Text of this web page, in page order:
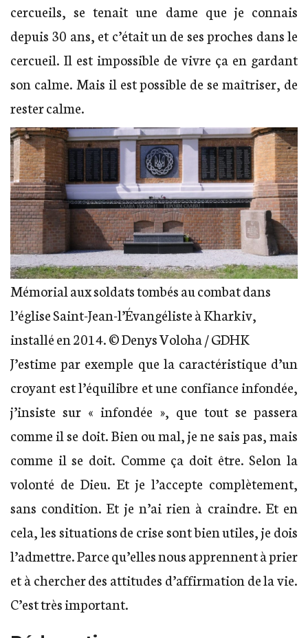
cercueils, se tenait une dame que je connais
depuis 30 ans, et c’était un de ses proches dans le
cercueil. Il est impossible de vivre ça en gardant
son calme. Mais il est possible de se maîtriser, de
rester calme.
Mémorial aux soldats tombés au combat dans
l’église Saint-Jean-l’Évangéliste à Kharkiv,
installé en 2014. © Denys Voloha / GDHK
J’estime par exemple que la caractéristique d’un
croyant est l’équilibre et une confiance infondée,
j’insiste sur « infondée », que tout se passera
comme il se doit. Bien ou mal, je ne sais pas, mais
comme il se doit. Comme ça doit être. Selon la
volonté de Dieu. Et je l’accepte complètement,
sans condition. Et je n’ai rien à craindre. Et en
cela, les situations de crise sont bien utiles, je dois
l’admettre. Parce qu’elles nous apprennent à prier
et à chercher des attitudes d’affirmation de la vie.
C’est très important.